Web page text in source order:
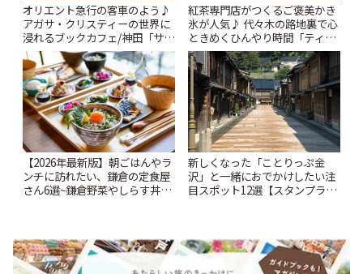
オリエント急行の客車のよう♪
アガサ・クリスティーの世界に
浸れるブックカフェ/神田「サロ
ンクリスティ」 | ことりっぷ
紅茶専門店がつくるご褒美かき
氷が人気♪ 代々木の路地裏で心
ときめくひんやり時間「ティー
スイーツ ラボ コンテナート」 |
ことりっぷ
【2026年最新版】朝ごはんやラ
ンチに訪れたい、鎌倉の定食屋
さん6選~鎌倉野菜やしらす丼な
新しくなった「ことりっぷ金
沢」と一緒におでかけしたい注
目スポット12選【スタンプラリ